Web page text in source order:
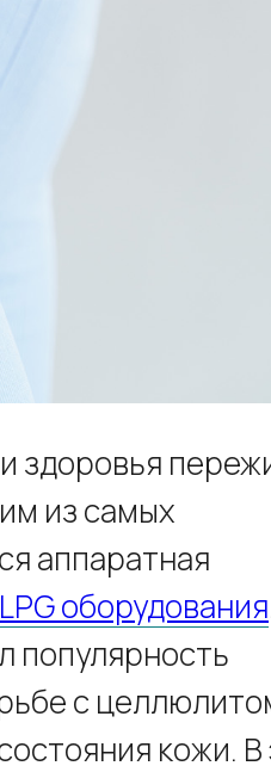
здоровья
из самых
аппаратная
LPG оборудования
популярность
с
кожи. В